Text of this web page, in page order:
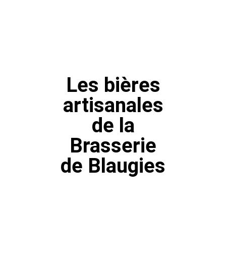
Les bières
artisanales
de la
Brasserie
de Blaugies